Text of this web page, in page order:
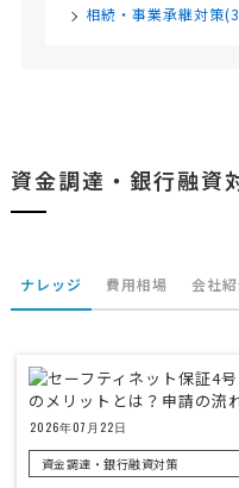
相続・事業承継対策
資金調達・銀行融資
ナレッジ 費用相場 会社
2026年07月22日
資金調達・銀行融資対策